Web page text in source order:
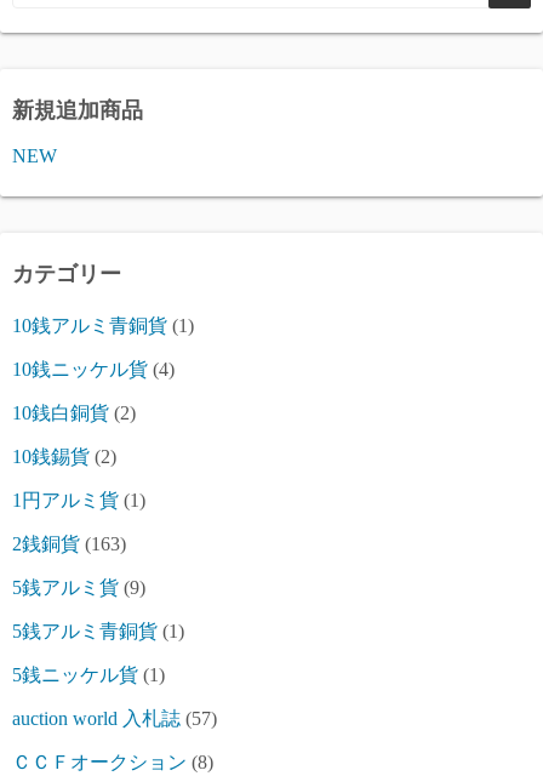
新規追加商品
NEW
カテゴリー
10銭アルミ青銅貨 (1)
10銭ニッケル貨 (4)
10銭白銅貨 (2)
10銭錫貨 (2)
1円アルミ貨 (1)
2銭銅貨 (163)
5銭アルミ貨 (9)
5銭アルミ青銅貨 (1)
5銭ニッケル貨 (1)
auction world 入札誌 (57)
ＣＣＦオークション (8)